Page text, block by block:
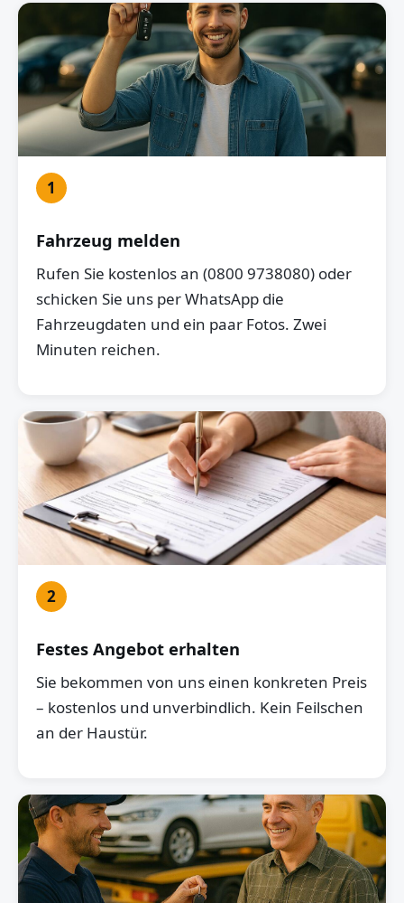
1
Fahrzeug melden
Rufen Sie kostenlos an (0800 9738080) oder
schicken Sie uns per WhatsApp die
Fahrzeugdaten und ein paar Fotos. Zwei
Minuten reichen.
2
Festes Angebot erhalten
Sie bekommen von uns einen konkreten Preis
– kostenlos und unverbindlich. Kein Feilschen
an der Haustür.